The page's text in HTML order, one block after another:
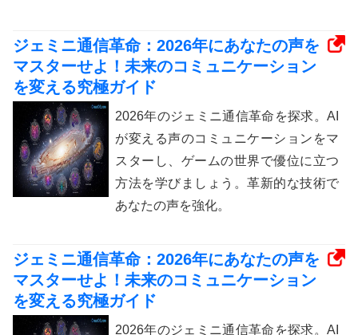
ジェミニ通信革命：2026年にあなたの声を
マスターせよ！未来のコミュニケーション
を変える究極ガイド
2026年のジェミニ通信革命を探求。AI
が変える声のコミュニケーションをマ
スターし、ゲームの世界で優位に立つ
方法を学びましょう。革新的な技術で
あなたの声を強化。
ジェミニ通信革命：2026年にあなたの声を
マスターせよ！未来のコミュニケーション
を変える究極ガイド
2026年のジェミニ通信革命を探求。AI